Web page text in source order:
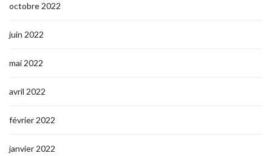
octobre 2022
juin 2022
mai 2022
avril 2022
février 2022
janvier 2022